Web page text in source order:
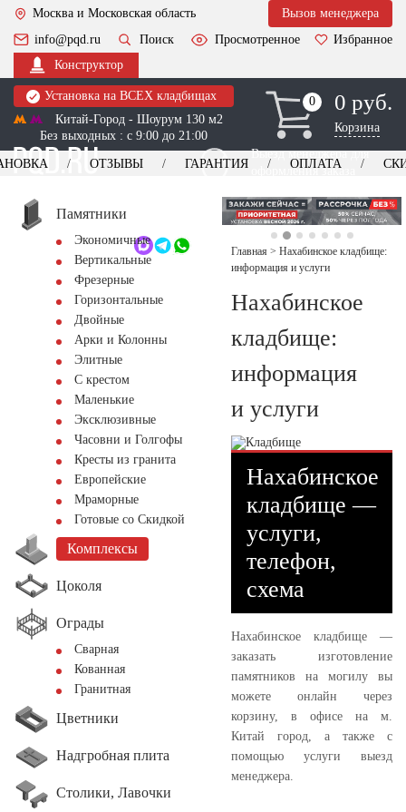
Москва и Московская область
Вызов менеджера
info@pqd.ru
Поиск Просмотренное
Избранное
Конструктор
Установка на ВСЕХ кладбищах
Китай-Город - Шоурум 130 м2
Без выходных : с 9:00 до 21:00
0
0 0 руб.
Корзина
Выезд менеджера для
оформления заказа
+7 (495) 518-44-23
Обратный звонок
ОТЗЫВЫ ГАРАНТИЯ ОПЛАТА
Памятники
Экономичные
Вертикальные
Фрезерные
Горизонтальные
Двойные
Арки и Колонны
Элитные
С крестом
Маленькие
Эксклюзивные
Часовни и Голгофы
Кресты из гранита
Европейские
Мраморные
Готовые со Скидкой
Комплексы
Цоколя
Ограды
Сварная
Кованная
Гранитная
Цветники
Надгробная плита
Столики, Лавочки
Главная > Нахабинское кладбище:
информация и услуги
Нахабинское
кладбище:
информация
и услуги
Нахабинское
кладбище —
услуги,
телефон,
схема
Нахабинское кладбище —
заказать изготовление
памятников на могилу вы
можете онлайн через
корзину, в офисе на м.
Китай город, а также с
помощью услуги выезд
менеджера.